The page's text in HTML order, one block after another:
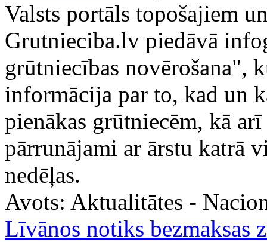
Valsts portāls topošajiem
Grutnieciba.lv piedāvā
grūtniecības novērošana",
informācija par to, kad un
pienākas grūtniecēm, kā
pārrunājami ar ārstu katrā
nedēļas.
Avots: Aktualitātes -
Līvānos notiks bezmaksas